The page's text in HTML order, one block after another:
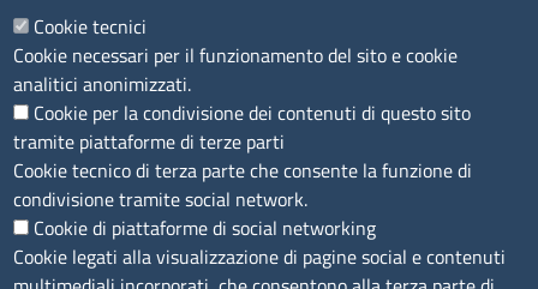
Informative privacy e cookie
Verifiche PA
Attuazione misure PNRR
Modulistica
SEGUICI SU
Cookie tecnici
Cookie necessari per il funzionamento del sito e cookie
analitici anonimizzati.
Cookie per la condivisione dei contenuti di questo sito
tramite piattaforme di terze parti
Cookie tecnico di terza parte che consente la funzione di
condivisione tramite social network.
Cookie di piattaforme di social networking
Cookie legati alla visualizzazione di pagine social e contenuti